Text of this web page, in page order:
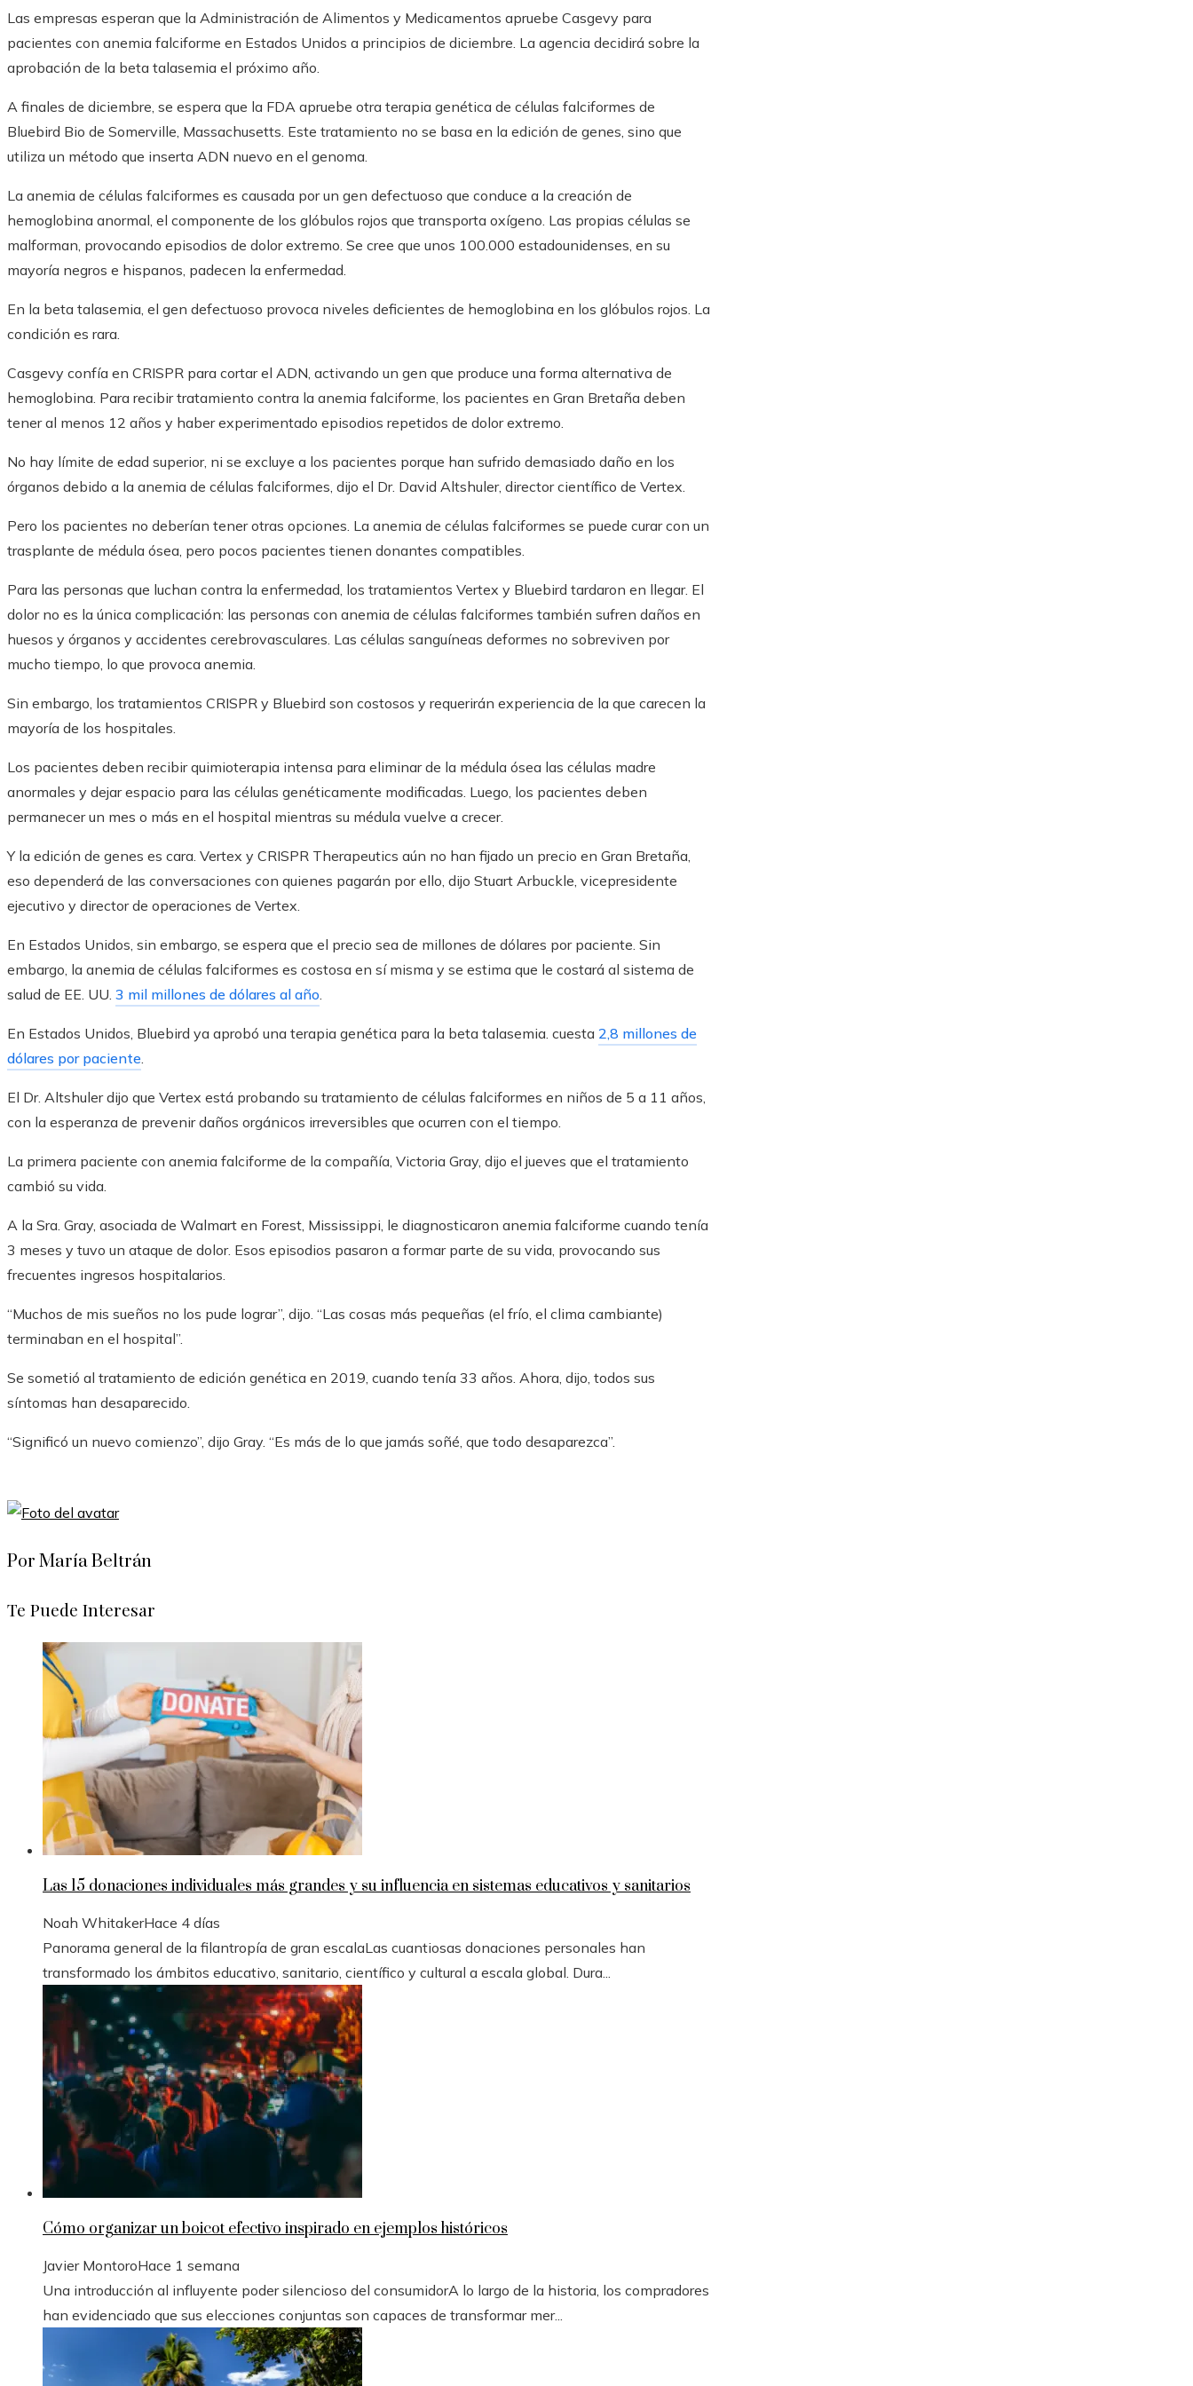
Las empresas esperan que la Administración de Alimentos y Medicamentos apruebe Casgevy para
pacientes con anemia falciforme en Estados Unidos a principios de diciembre. La agencia decidirá sobre la
aprobación de la beta talasemia el próximo año.
A finales de diciembre, se espera que la FDA apruebe otra terapia genética de células falciformes de
Bluebird Bio de Somerville, Massachusetts. Este tratamiento no se basa en la edición de genes, sino que
utiliza un método que inserta ADN nuevo en el genoma.
La anemia de células falciformes es causada por un gen defectuoso que conduce a la creación de
hemoglobina anormal, el componente de los glóbulos rojos que transporta oxígeno. Las propias células se
malforman, provocando episodios de dolor extremo. Se cree que unos 100.000 estadounidenses, en su
mayoría negros e hispanos, padecen la enfermedad.
En la beta talasemia, el gen defectuoso provoca niveles deficientes de hemoglobina en los glóbulos rojos. La
condición es rara.
Casgevy confía en CRISPR para cortar el ADN, activando un gen que produce una forma alternativa de
hemoglobina. Para recibir tratamiento contra la anemia falciforme, los pacientes en Gran Bretaña deben
tener al menos 12 años y haber experimentado episodios repetidos de dolor extremo.
No hay límite de edad superior, ni se excluye a los pacientes porque han sufrido demasiado daño en los
órganos debido a la anemia de células falciformes, dijo el Dr. David Altshuler, director científico de Vertex.
Pero los pacientes no deberían tener otras opciones. La anemia de células falciformes se puede curar con un
trasplante de médula ósea, pero pocos pacientes tienen donantes compatibles.
Para las personas que luchan contra la enfermedad, los tratamientos Vertex y Bluebird tardaron en llegar. El
dolor no es la única complicación: las personas con anemia de células falciformes también sufren daños en
huesos y órganos y accidentes cerebrovasculares. Las células sanguíneas deformes no sobreviven por
mucho tiempo, lo que provoca anemia.
Sin embargo, los tratamientos CRISPR y Bluebird son costosos y requerirán experiencia de la que carecen la
mayoría de los hospitales.
Los pacientes deben recibir quimioterapia intensa para eliminar de la médula ósea las células madre
anormales y dejar espacio para las células genéticamente modificadas. Luego, los pacientes deben
permanecer un mes o más en el hospital mientras su médula vuelve a crecer.
Y la edición de genes es cara. Vertex y CRISPR Therapeutics aún no han fijado un precio en Gran Bretaña,
eso dependerá de las conversaciones con quienes pagarán por ello, dijo Stuart Arbuckle, vicepresidente
ejecutivo y director de operaciones de Vertex.
En Estados Unidos, sin embargo, se espera que el precio sea de millones de dólares por paciente. Sin
embargo, la anemia de células falciformes es costosa en sí misma y se estima que le costará al sistema de
salud de EE. UU. 3 mil millones de dólares al año.
En Estados Unidos, Bluebird ya aprobó una terapia genética para la beta talasemia. cuesta 2,8 millones de
dólares por paciente.
El Dr. Altshuler dijo que Vertex está probando su tratamiento de células falciformes en niños de 5 a 11 años,
con la esperanza de prevenir daños orgánicos irreversibles que ocurren con el tiempo.
La primera paciente con anemia falciforme de la compañía, Victoria Gray, dijo el jueves que el tratamiento
cambió su vida.
A la Sra. Gray, asociada de Walmart en Forest, Mississippi, le diagnosticaron anemia falciforme cuando tenía
3 meses y tuvo un ataque de dolor. Esos episodios pasaron a formar parte de su vida, provocando sus
frecuentes ingresos hospitalarios.
“Muchos de mis sueños no los pude lograr”, dijo. “Las cosas más pequeñas (el frío, el clima cambiante)
terminaban en el hospital”.
Se sometió al tratamiento de edición genética en 2019, cuando tenía 33 años. Ahora, dijo, todos sus
síntomas han desaparecido.
“Significó un nuevo comienzo”, dijo Gray. “Es más de lo que jamás soñé, que todo desaparezca”.
Por María Beltrán
Te Puede Interesar
Las 15 donaciones individuales más grandes y su influencia en sistemas educativos y sanitarios
Noah WhitakerHace 4 días
Panorama general de la filantropía de gran escalaLas cuantiosas donaciones personales han
transformado los ámbitos educativo, sanitario, científico y cultural a escala global. Dura...
Cómo organizar un boicot efectivo inspirado en ejemplos históricos
Javier MontoroHace 1 semana
Una introducción al influyente poder silencioso del consumidorA lo largo de la historia, los compradores
han evidenciado que sus elecciones conjuntas son capaces de transformar mer...